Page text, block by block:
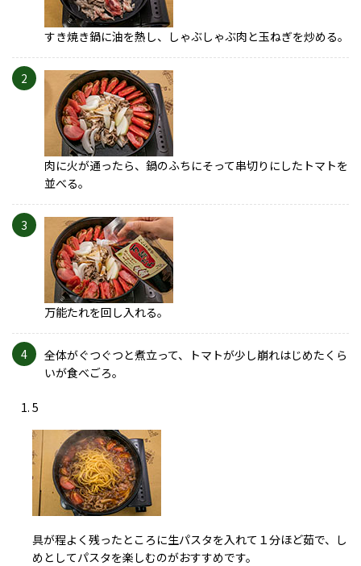
すき焼き鍋に油を熱し、しゃぶしゃぶ肉と玉ねぎを炒める。
2
肉に火が通ったら、鍋のふちにそって串切りにしたトマトを
並べる。
3
万能たれを回し入れる。
4
全体がぐつぐつと煮立って、トマトが少し崩れはじめたくら
いが食べごろ。
5
具が程よく残ったところに生パスタを入れて１分ほど茹で、し
めとしてパスタを楽しむのがおすすめです。